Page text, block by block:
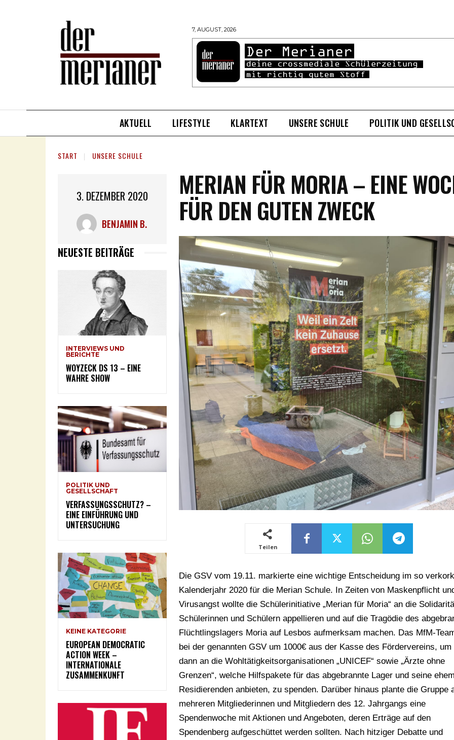
7, AUGUST, 2026
AKTUELL LIFESTYLE KLARTEXT UNSERE SCHULE POLITIK UND
START UNSERE SCHULE
3. DEZEMBER 2020
BENJAMIN B.
NEUESTE BEITRÄGE
INTERVIEWS UND
BERICHTE
WOYZECK DS 13 – EINE
WAHRE SHOW
POLITIK UND
GESELLSCHAFT
VERFASSUNGSSCHUTZ? –
EINE EINFÜHRUNG UND
UNTERSUCHUNG
KEINE KATEGORIE
EUROPEAN DEMOCRATIC
ACTION WEEK –
INTERNATIONALE
ZUSAMMENKUNFT
MERIAN FÜR MORIA – EINE
FÜR DEN GUTEN ZWECK
Teilen
Die GSV vom 19.11. markierte eine wichtige Entscheidung im so
Kalenderjahr 2020 für die Merian Schule. In Zeiten von Maskenpflicht
Virusangst wollte die Schülerinitiative „Merian für Moria“ an die
Schülerinnen und Schülern appellieren und auf die Tragödie des
Flüchtlingslagers Moria auf Lesbos aufmerksam machen. Das MfM-
bei der genannten GSV um 1000€ aus der Kasse des Fördervereins, um
dann an die Wohltätigkeitsorganisationen „UNICEF“ sowie „Ärzte ohne
Grenzen“, welche Hilfspakete für das abgebrannte Lager und seine
Residierenden anbieten, zu spenden. Darüber hinaus plante die Gruppe
mehreren Mitgliederinnen und Mitgliedern des 12. Jahrgangs eine
Spendenwoche mit Aktionen und Angeboten, deren Erträge auf den
Spendenberg aufgeschüttet werden sollten. Nach hitziger Debatte und